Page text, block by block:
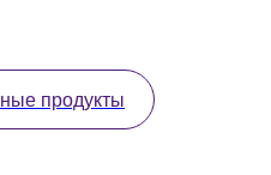
продукты